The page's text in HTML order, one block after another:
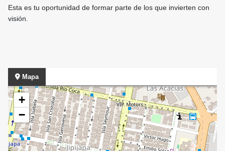
Esta es tu oportunidad de formar parte de los que invierten con
visión.
Mapa
+
−